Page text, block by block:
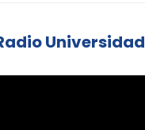
Universidad